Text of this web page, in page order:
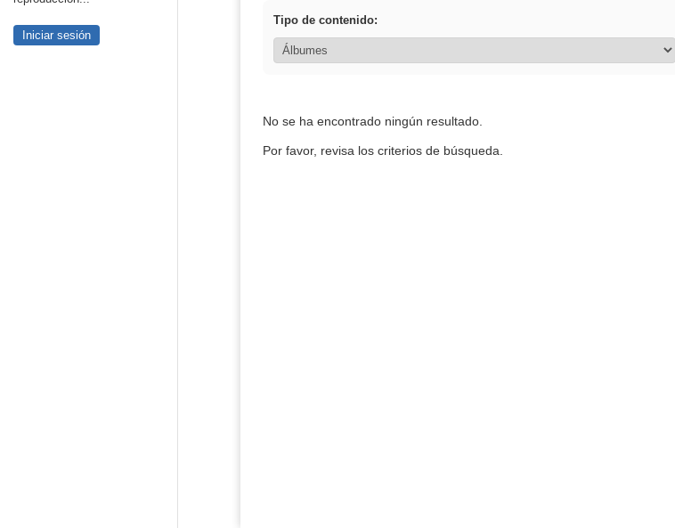
Iniciar sesión
Tipo de contenido:
No se ha encontrado ningún resultado.
Por favor, revisa los criterios de búsqueda.